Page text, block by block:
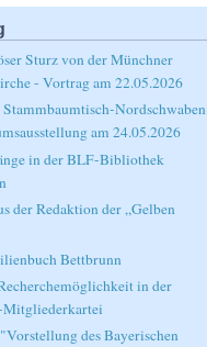
Sturz von der Münchner
- Vortrag am 22.05.2026
Stammbaumtisch-Nordschwaben
am 24.05.2026
in der BLF-Bibliothek
der Redaktion der „Gelben
Bettbrunn
in der
Mitgliederkartei
des Bayerischen